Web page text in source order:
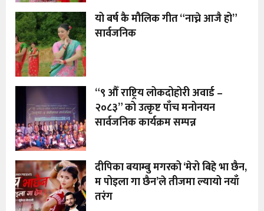
यो बर्ष कै मौलिक गीत “नाच्ने आजै हो”
सार्वजनिक
“९ औँ राष्ट्रिय लोकदोहोरी अवार्ड –
२०८३” को उत्कृष्ट पाँच मनोनयन
सार्वजनिक कार्यक्रम सम्पन्न
दीपिका बयाम्बु मगरको ‘मेरो बिहे भा छैन,
म पोइला गा छैन’ले तीजमा ल्यायो नयाँ
तरंग